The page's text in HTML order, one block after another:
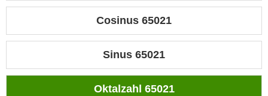
Cosinus 65021
Sinus 65021
Oktalzahl 65021